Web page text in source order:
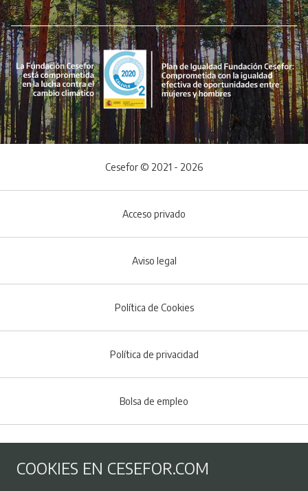
Cesefor © 2021 - 2026
Acceso privado
Aviso legal
Política de Cookies
Política de privacidad
Bolsa de empleo
COOKIES EN CESEFOR.COM